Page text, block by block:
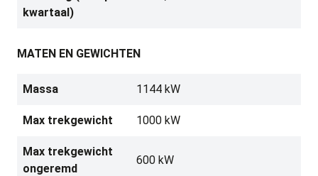
kwartaal)
MATEN EN GEWICHTEN
Massa 1144 kW
Max trekgewicht 1000 kW
Max trekgewicht
ongeremd
600 kW